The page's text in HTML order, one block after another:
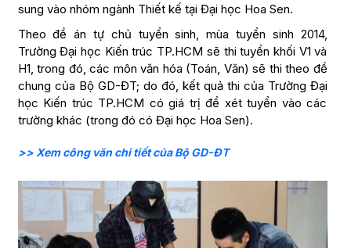
sung vào nhóm ngành Thiết kế tại Đại học Hoa Sen.
Theo đề án tự chủ tuyển sinh, mùa tuyển sinh 2014,
Trường Đại học Kiến trúc TP.HCM sẽ thi tuyển khối V1 và
H1, trong đó, các môn văn hóa (Toán, Văn) sẽ thi theo đề
chung của Bộ GD-ĐT; do đó, kết quả thi của Trường Đại
học Kiến trúc TP.HCM có giá trị để xét tuyển vào các
trường khác (trong đó có Đại học Hoa Sen).
>> Xem công văn chi tiết của Bộ GD-ĐT